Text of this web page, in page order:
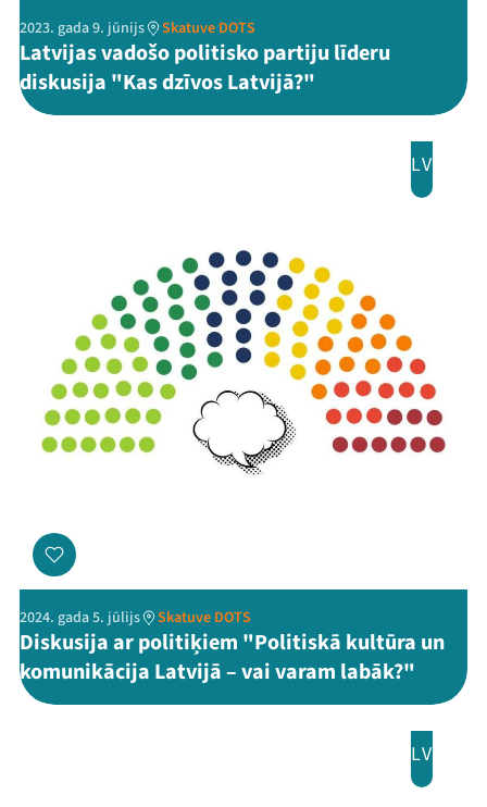
2023. gada 9. jūnijs Skatuve DOTS
Latvijas vadošo politisko partiju līderu
diskusija "Kas dzīvos Latvijā?"
LV
2024. gada 5. jūlijs Skatuve DOTS
Diskusija ar politiķiem "Politiskā kultūra un
komunikācija Latvijā – vai varam labāk?"
LV